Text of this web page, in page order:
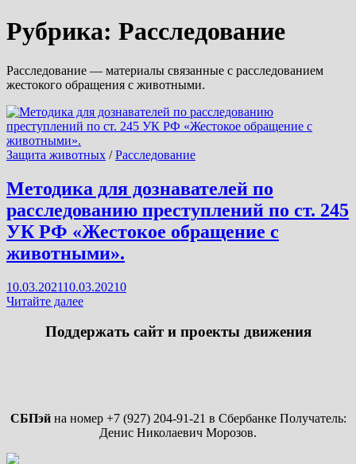
Рубрика: Расследование
Расследование — материалы связанные с расследованием
жестокого обращения с животными.
Защита животных /Расследование
Методика для дознавателей по
расследованию преступлений по ст. 245
УК РФ «Жестокое обращение с
животными».
10.03.202110.03.20210
Методика
дознавателей
245
«Жестокое
Читайте далее
Поддержать сайт и проекты движения
СБПэйна номер +7 (927) 204-91-21 в Сбербанке Получатель:
Денис Николаевич Морозов.